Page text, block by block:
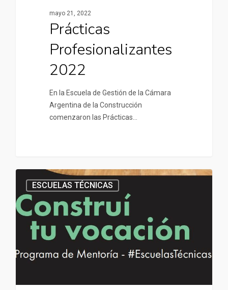
mayo 21, 2022
Prácticas
Profesionalizantes
2022
En la Escuela de Gestión de la Cámara
Argentina de la Construcción
comenzaron las Prácticas…
ESCUELAS TÉCNICAS